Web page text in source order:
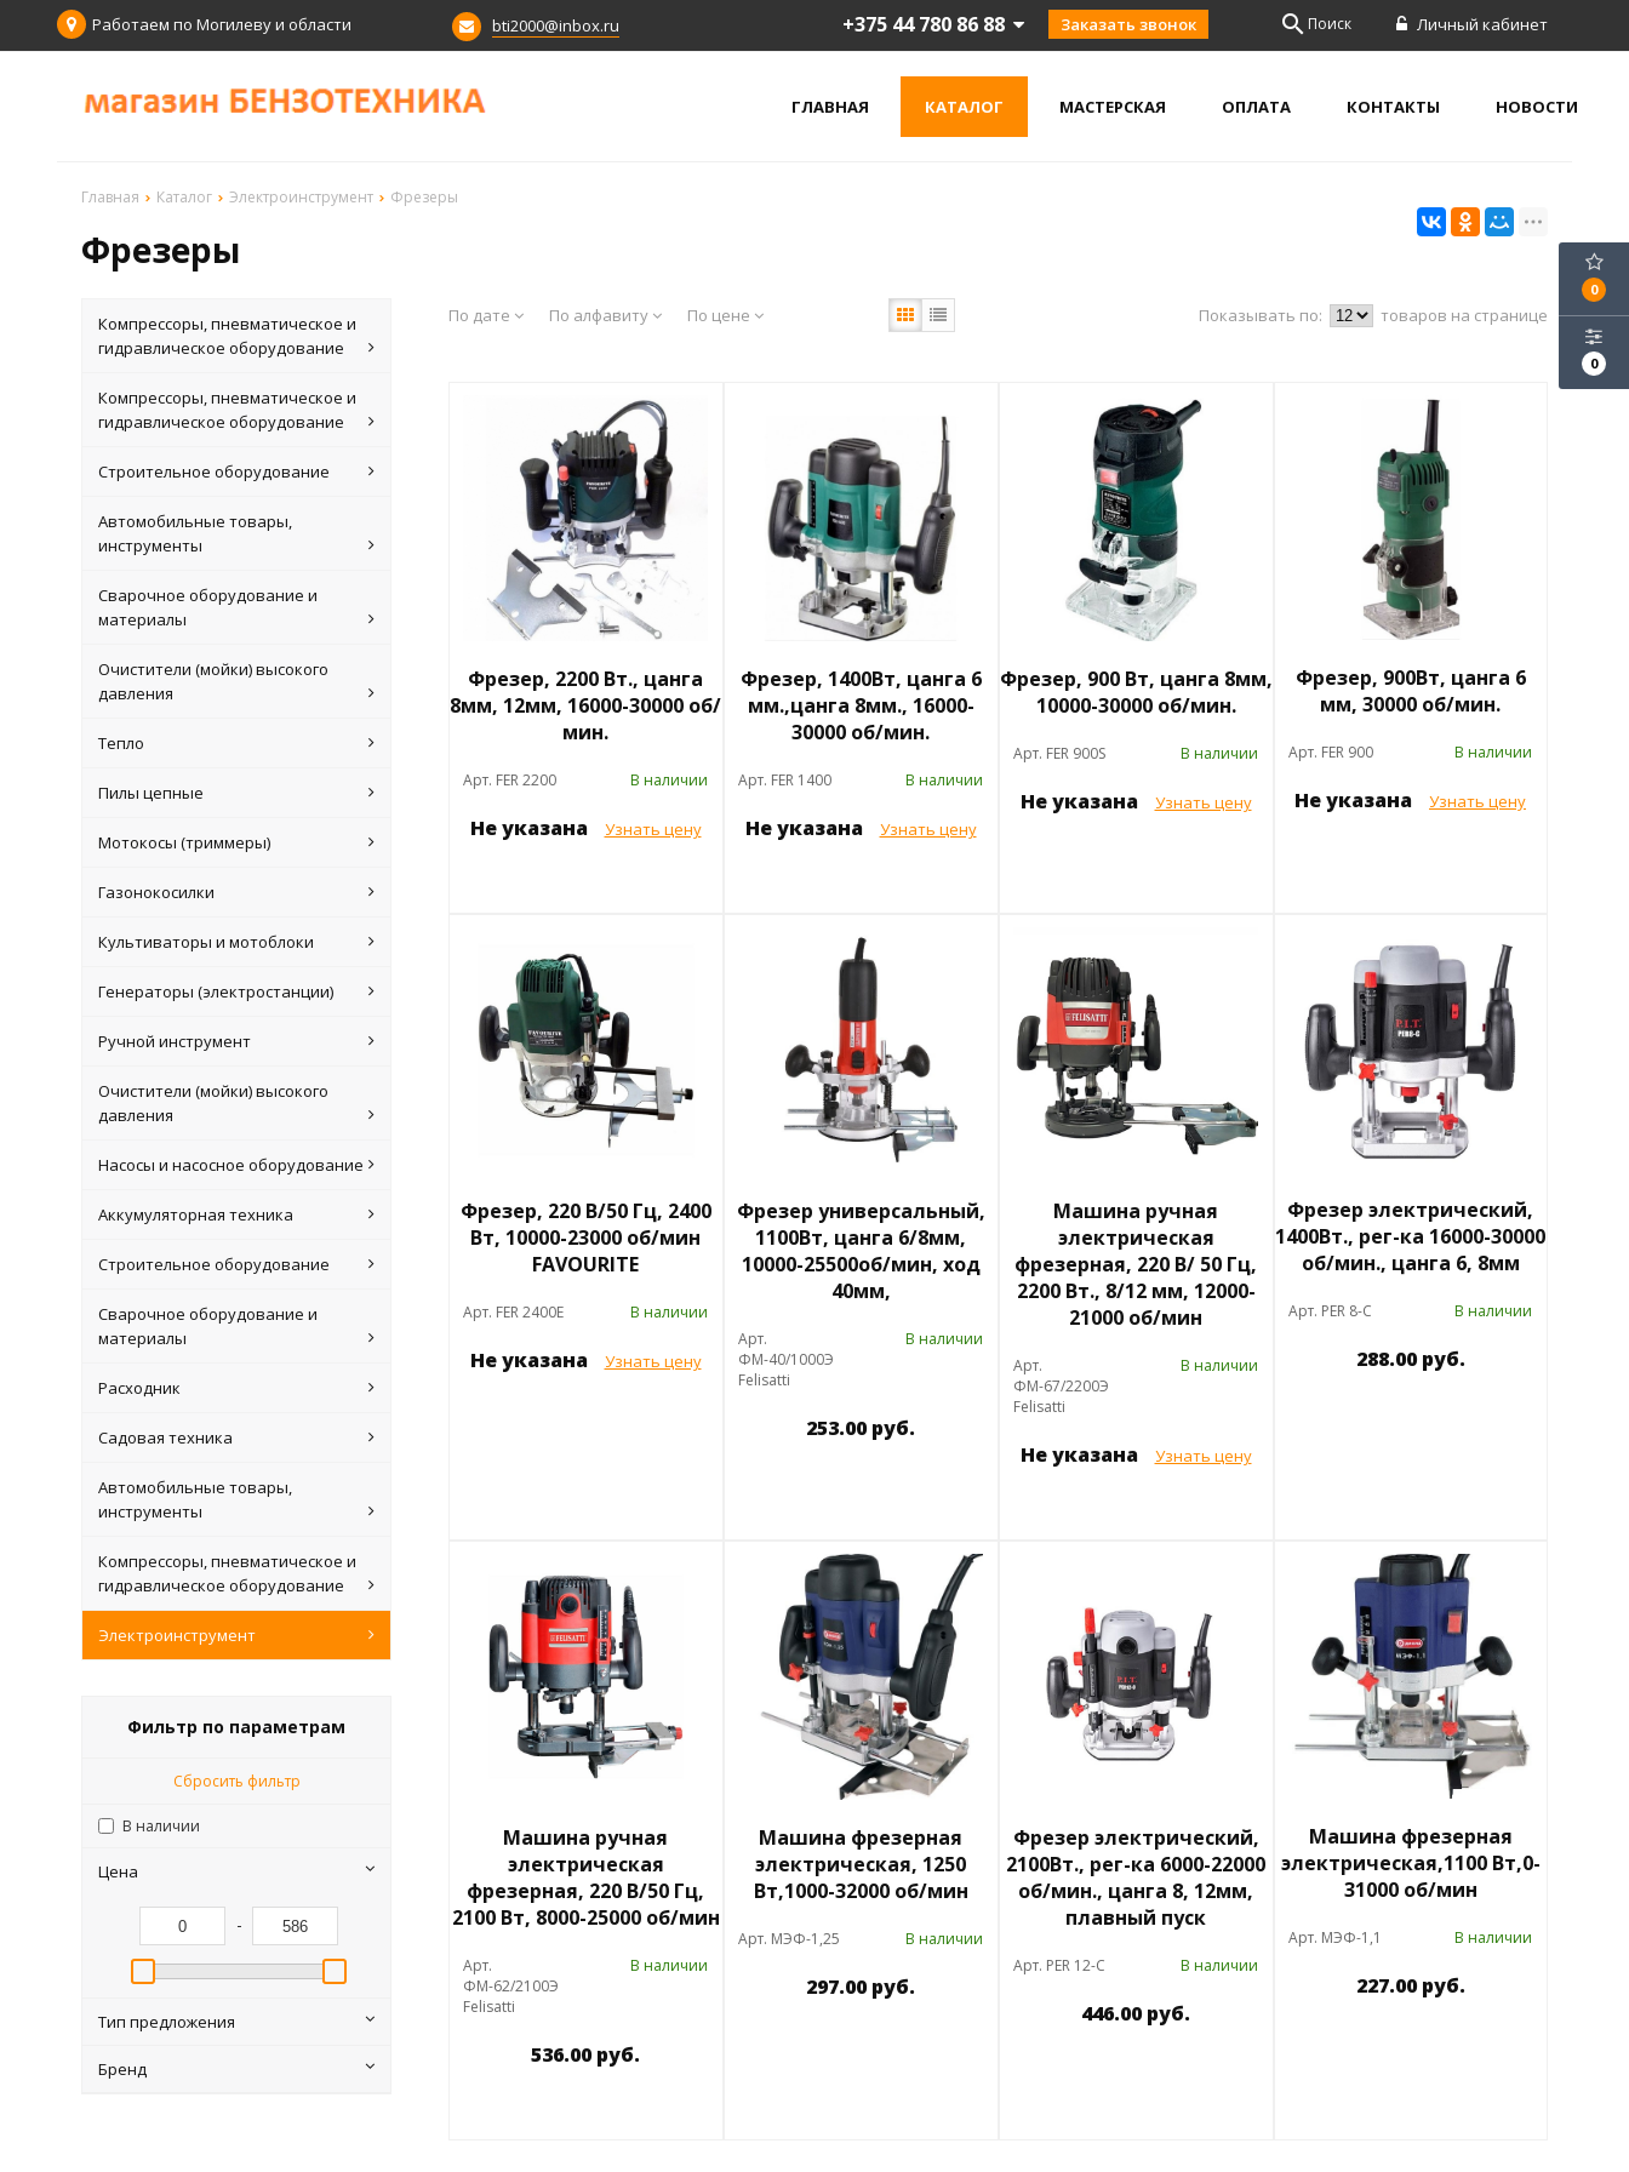
Работаем по Могилеву и области bti2000@inbox.ru Личный кабинет
search Поиск
+375 44 780 86 88 Заказать звонок
ГЛАВНАЯ КАТАЛОГ МАСТЕРСКАЯ ОПЛАТА КОНТАКТЫ НОВОСТИ
Главная Каталог Электроинструмент Фрезеры
Фрезеры
0
0
Компрессоры, пневматическое и
гидравлическое оборудование
Компрессоры, пневматическое и
гидравлическое оборудование
Строительное оборудование
Автомобильные товары,
инструменты
Сварочное оборудование и
материалы
Очистители (мойки) высокого
давления
Тепло
Пилы цепные
Мотокосы (триммеры)
Газонокосилки
Культиваторы и мотоблоки
Генераторы (электростанции)
Ручной инструмент
Очистители (мойки) высокого
давления
Насосы и насосное оборудование
Аккумуляторная техника
Строительное оборудование
Сварочное оборудование и
материалы
Расходник
Садовая техника
Автомобильные товары,
инструменты
Компрессоры, пневматическое и
гидравлическое оборудование
Электроинструмент
Фильтр по параметрам
Сбросить фильтр
В наличии
Цена
-
Тип предложения
Бренд
По дате По алфавиту По цене Показывать по: товаров на странице
Фрезер, 2200 Вт., цанга
8мм, 12мм, 16000-30000 об/
мин.
Арт. FER 2200 В наличии
Не указана Узнать цену
Фрезер, 1400Вт, цанга 6
мм.,цанга 8мм., 16000-
30000 об/мин.
Арт. FER 1400 В наличии
Не указана Узнать цену
Фрезер, 900 Вт, цанга 8мм,
10000-30000 об/мин.
Арт. FER 900S В наличии
Не указана Узнать цену
Фрезер, 900Вт, цанга 6
мм, 30000 об/мин.
Арт. FER 900 В наличии
Не указана Узнать цену
Фрезер, 220 В/50 Гц, 2400
Вт, 10000-23000 об/мин
FAVOURITE
Арт. FER 2400E В наличии
Не указана Узнать цену
Фрезер универсальный,
1100Вт, цанга 6/8мм,
10000-25500об/мин, ход
40мм,
Арт.
ФМ-40/1000Э
Felisatti
В наличии
253.00 руб.
Машина ручная
электрическая
фрезерная, 220 В/ 50 Гц,
2200 Вт., 8/12 мм, 12000-
21000 об/мин
Арт.
ФМ-67/2200Э
Felisatti
В наличии
Не указана Узнать цену
Фрезер электрический,
1400Вт., рег-ка 16000-30000
об/мин., цанга 6, 8мм
Арт. PER 8-C В наличии
288.00 руб.
Машина ручная
электрическая
фрезерная, 220 В/50 Гц,
2100 Вт, 8000-25000 об/мин
Арт.
ФМ-62/2100Э
Felisatti
В наличии
536.00 руб.
Машина фрезерная
электрическая, 1250
Вт,1000-32000 об/мин
Арт. МЭФ-1,25 В наличии
297.00 руб.
Фрезер электрический,
2100Вт., рег-ка 6000-22000
об/мин., цанга 8, 12мм,
плавный пуск
Арт. PER 12-C В наличии
446.00 руб.
Машина фрезерная
электрическая,1100 Вт,0-
31000 об/мин
Арт. МЭФ-1,1 В наличии
227.00 руб.